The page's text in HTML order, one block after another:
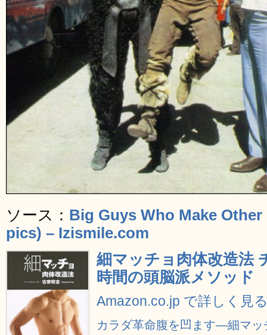
ソース： Big Guys Who Make
pics) – Izismile.com
細マッチョ肉体改造法
時間の頭脳派メソッド
Amazon.co.jp で詳しく見
カラダ革命腹を凹ます―細マ